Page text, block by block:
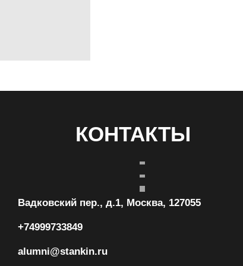
КОНТАКТЫ
Вадковский пер., д.1, Москва, 127055
+74999733849
alumni@stankin.ru